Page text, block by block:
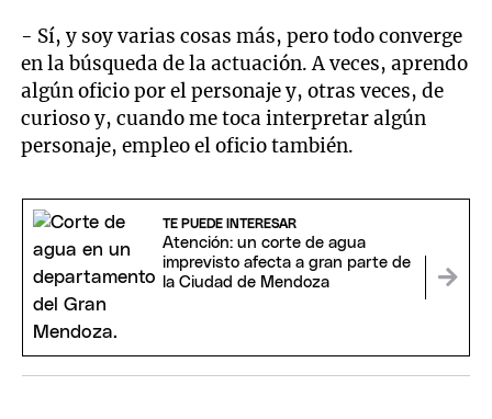
- Sí, y soy varias cosas más, pero todo converge
en la búsqueda de la actuación. A veces, aprendo
algún oficio por el personaje y, otras veces, de
curioso y, cuando me toca interpretar algún
personaje, empleo el oficio también.
TE PUEDE INTERESAR
Atención: un corte de agua
imprevisto afecta a gran parte de
la Ciudad de Mendoza